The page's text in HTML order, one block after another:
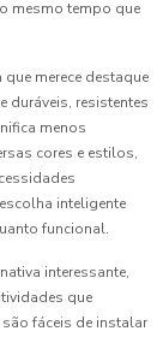
mesmo tempo que
merece destaque
duráveis, resistentes
menos
cores e estilos,
inteligente
funcional.
interessante,
que
fáceis de instalar